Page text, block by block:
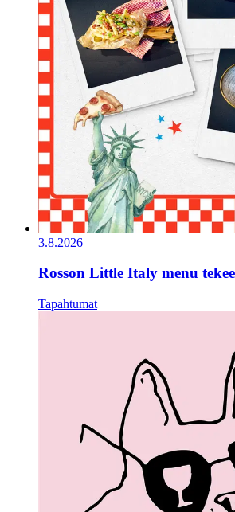
3.8.2026
Rosson Little Italy menu
Tapahtumat